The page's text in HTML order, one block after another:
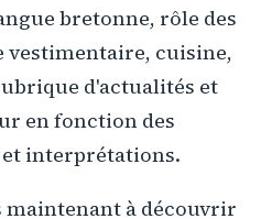
bretonne, rôle des
vestimentaire, cuisine,
d'actualités et
en fonction des
interprétations.
maintenant à découvrir